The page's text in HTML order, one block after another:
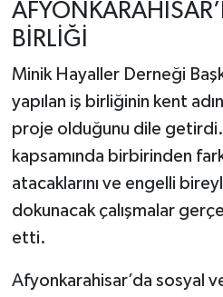
BİRLİĞİ
Minik Hayaller Derneği
yapılan iş birliğinin kent
proje olduğunu dile
kapsamında birbirinden
atacaklarını ve engelli
dokunacak çalışmalar
etti.
Afyonkarahisar’da sosyal